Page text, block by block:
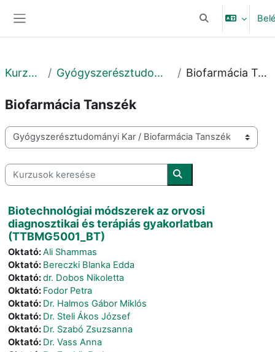
Keresési
Kurzusok Gyógyszerésztudományi Kar Biofarmácia Tanszék
Biofarmácia Tanszék
Kurzuskategóriák
Kurzusok keresése
Kurzusok keresése
Biotechnológiai módszerek az orvosi
diagnosztikai és terápiás gyakorlatban
(TTBMG5001_BT)
Oktató:Ali Shammas
Oktató: Bereczki Blanka Edda
Oktató:dr. Dobos Nikoletta
Oktató: Fodor Petra
Oktató: Dr. Halmos Gábor Miklós
Oktató: Dr. Steli Ákos József
Oktató: Dr. Szabó Zsuzsanna
Oktató: Dr. Vass Anna